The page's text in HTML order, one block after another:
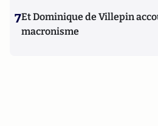
7Et Dominique de Villepin
macronisme